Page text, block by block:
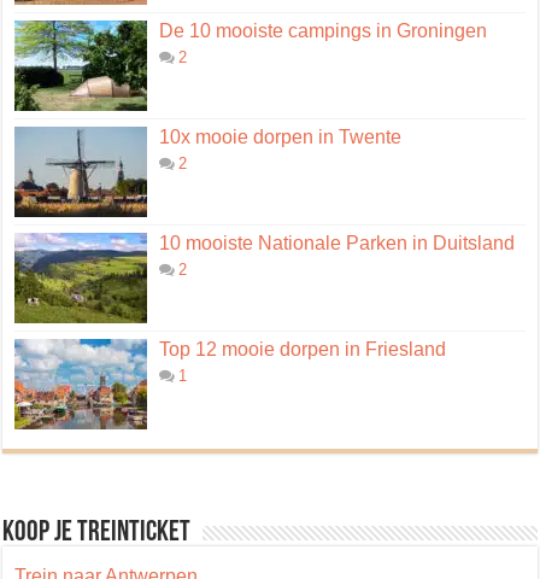
De 10 mooiste campings in Groningen
2
10x mooie dorpen in Twente
2
10 mooiste Nationale Parken in Duitsland
2
Top 12 mooie dorpen in Friesland
1
Koop je treinticket